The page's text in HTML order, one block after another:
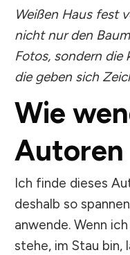
Weißen Haus fest
nicht nur den
Fotos, sondern die
die geben sich
Wie
Autoren
Ich finde dieses
deshalb so
anwende. Wenn
stehe, im Stau bin,